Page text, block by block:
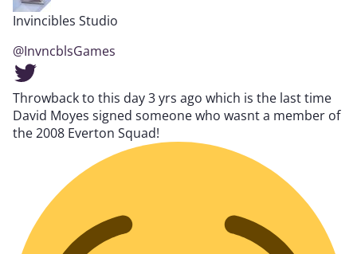
Invincibles Studio
@InvncblsGames
Throwback to this day 3 yrs ago which is the last time
David Moyes signed someone who wasnt a member of
the 2008 Everton Squad!